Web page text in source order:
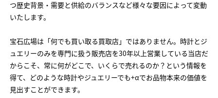
つ歴史背景・需要と供給のバランスなど様々な要因によって変動
いたします。
宝石広場は「何でも買い取る買取店」ではありません。時計とジ
ュエリーのみを専門に扱う販売店を30年以上営業している当店だ
からこそ、常に何がどこで、いくらで売れるのか？という情報を
得て、どのような時計やジュエリーでも+αでお品物本来の価値を
見出すことができます。